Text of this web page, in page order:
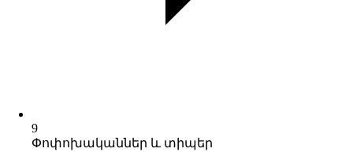
9
Փոփոխականներ և տիպեր